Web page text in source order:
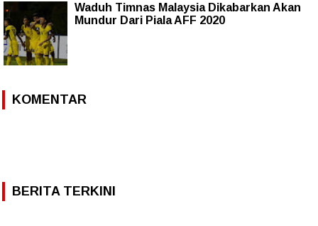
Waduh Timnas Malaysia Dikabarkan Akan
Mundur Dari Piala AFF 2020
KOMENTAR
BERITA TERKINI